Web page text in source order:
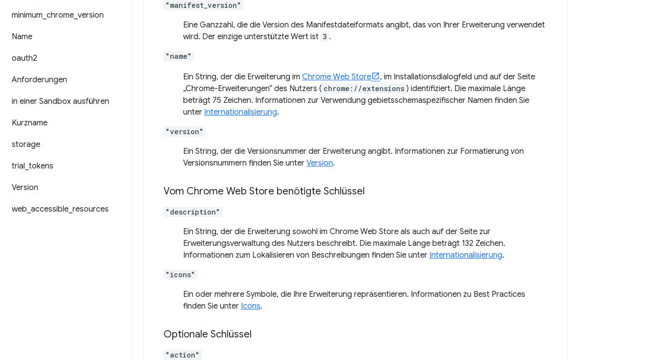
minimum chrome version
Name
oauth2
Anforderungen
in einer Sandbox ausführen
Kurzname
storage
trial tokens
Version
web accessible resources
"manifest_version"
Eine Ganzzahl, die die Version des Manifestdateiformats angibt, das von Ihrer Erweiterung verwendet
wird. Der einzige unterstützte Wert ist 3 .
"name"
Ein String, der die Erweiterung im Chrome Web Store
, im Installationsdialogfeld und auf der Seite
„Chrome-Erweiterungen“ des Nutzers ( chrome://extensions ) identifiziert. Die maximale Länge
beträgt 75 Zeichen. Informationen zur Verwendung gebietsschemaspezifischer Namen finden Sie
unter Internationalisierung.
"version"
Ein String, der die Versionsnummer der Erweiterung angibt. Informationen zur Formatierung von
Versionsnummern finden Sie unter Version.
Vom Chrome Web Store benötigte Schlüssel
"description"
Ein String, der die Erweiterung sowohl im Chrome Web Store als auch auf der Seite zur
Erweiterungsverwaltung des Nutzers beschreibt. Die maximale Länge beträgt 132 Zeichen.
Informationen zum Lokalisieren von Beschreibungen finden Sie unter Internationalisierung.
"icons"
Ein oder mehrere Symbole, die Ihre Erweiterung repräsentieren. Informationen zu Best Practices
finden Sie unter Icons.
Optionale Schlüssel
"action"